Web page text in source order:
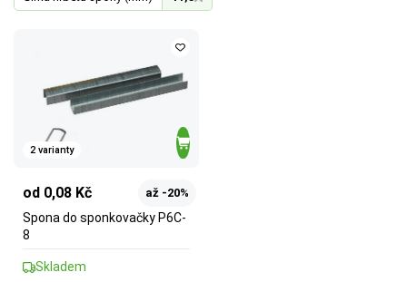
2 varianty
od 0,08 Kč až -20%
Spona do sponkovačky P6C-
8
Skladem